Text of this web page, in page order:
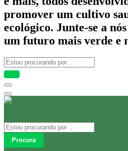
promover um cultivo
ecológico. Junte-se a
um futuro mais verde e
Procura